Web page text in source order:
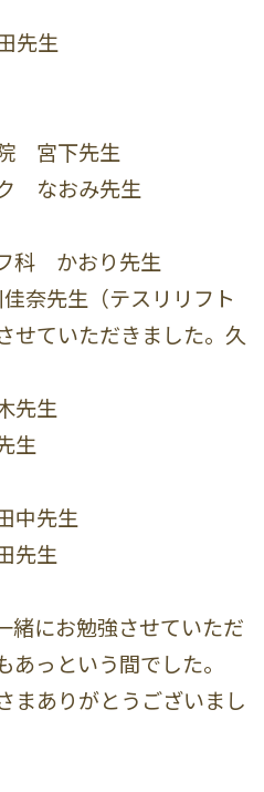
先生
宮下先生
なおみ先生
科 かおり先生
奈先生（テスリリフト
せていただきました。久
先生
生
中先生
先生
緒にお勉強させていただ
っという間でした。
まありがとうございまし